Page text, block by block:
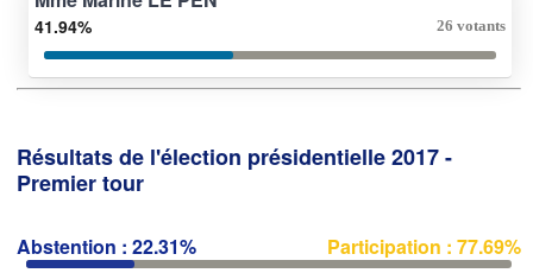
41.94% 26 votants
Résultats de l'élection présidentielle 2017 -
Premier tour
Abstention : 22.31% Participation : 77.69%